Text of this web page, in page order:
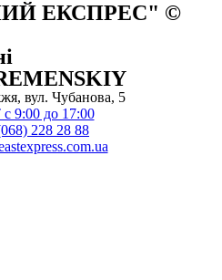
ЕКСПРЕС" ©
вул. Чубанова, 5
9:00 до 17:00
228 28 88